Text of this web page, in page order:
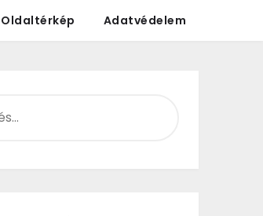
Oldaltérkép Adatvédelem